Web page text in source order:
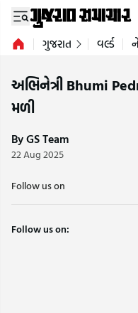
ગુજરાત વર્લ્ડ
અભિનેત્રી Bhumi
મળી
By GS Team
22 Aug 2025
Follow us on
Follow us on: